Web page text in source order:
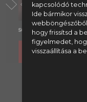
kapcsolódó
Ide bármikor
hogy frissítsd a
figyelmedet,
visszaállítása a